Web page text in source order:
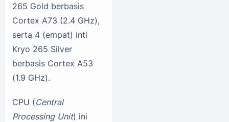
265 Gold berbasis
Cortex A73 (2.4 GHz),
serta 4 (empat) inti
Kryo 265 Silver
berbasis Cortex A53
(1.9 GHz).
CPU (Central
Processing Unit) ini